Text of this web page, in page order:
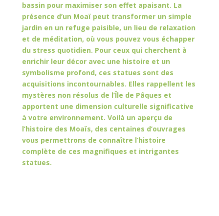
bassin pour maximiser son effet apaisant. La
présence d’un Moaï peut transformer un simple
jardin en un refuge paisible, un lieu de relaxation
et de méditation, où vous pouvez vous échapper
du stress quotidien. Pour ceux qui cherchent à
enrichir leur décor avec une histoire et un
symbolisme profond, ces statues sont des
acquisitions incontournables. Elles rappellent les
mystères non résolus de l’Île de Pâques et
apportent une dimension culturelle significative
à votre environnement. Voilà un aperçu de
l’histoire des Moaïs, des centaines d’ouvrages
vous permettrons de connaître l’histoire
complète de ces magnifiques et intrigantes
statues.